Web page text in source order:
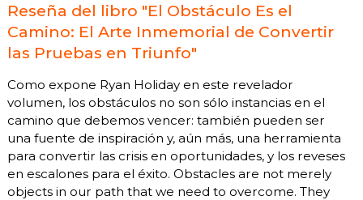
Reseña del libro "El Obstáculo Es el
Camino: El Arte Inmemorial de Convertir
las Pruebas en Triunfo"
Como expone Ryan Holiday en este revelador
volumen, los obstáculos no son sólo instancias en el
camino que debemos vencer: también pueden ser
una fuente de inspiración y, aún más, una herramienta
para convertir las crisis en oportunidades, y los reveses
en escalones para el éxito. Obstacles are not merely
objects in our path that we need to overcome. They